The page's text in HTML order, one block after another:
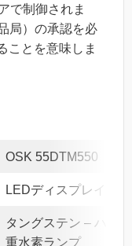
で制御されま
局）の承認を必
ことを意味しま
OSK 55DTM550
LEDディスプレイ
タングステン – ハロ
重水素ランプ